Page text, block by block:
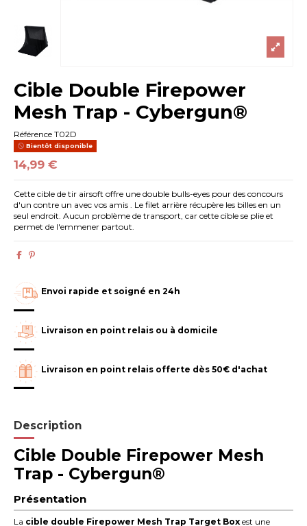
Cible Double Firepower
Mesh Trap - Cybergun®
Référence T02D
Bientôt disponible
14,99 €
Cette cible de tir airsoft offre une double bulls-eyes pour des concours
d'un contre un avec vos amis . Le filet arrière récupère les billes en un
seul endroit. Aucun problème de transport, car cette cible se plie et
permet de l'emmener partout.
Envoi rapide et soigné en 24h
Livraison en point relais ou à domicile
Livraison en point relais offerte dès 50€ d'achat
Description
Cible Double Firepower Mesh
Trap - Cybergun®
Présentation
La cible double Firepower Mesh Trap Target Boxest une